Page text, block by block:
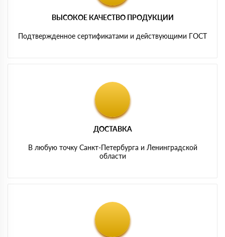
ВЫСОКОЕ КАЧЕСТВО ПРОДУКЦИИ
Подтвержденное сертификатами и действующими ГОСТ
ДОСТАВКА
В любую точку Санкт-Петербурга и Ленинградской
области